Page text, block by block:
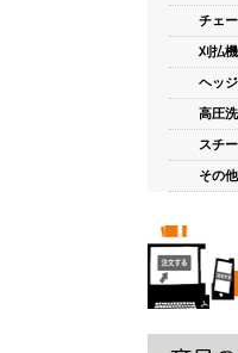
チェ
刈払
ヘッ
高圧
スチ
その他